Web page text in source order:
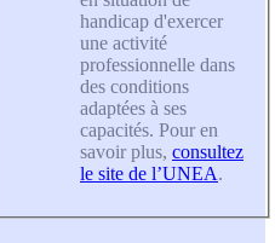
handicap d'exercer
une activité
professionnelle dans
des conditions
adaptées à ses
capacités. Pour en
savoir plus, consultez
le site de l’UNEA.